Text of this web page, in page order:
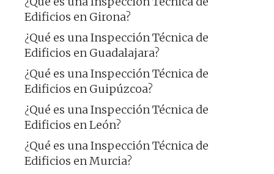
Edificios en Girona?
¿Qué es una Inspección Técnica de
Edificios en Guadalajara?
¿Qué es una Inspección Técnica de
Edificios en Guipúzcoa?
¿Qué es una Inspección Técnica de
Edificios en León?
¿Qué es una Inspección Técnica de
Edificios en Murcia?